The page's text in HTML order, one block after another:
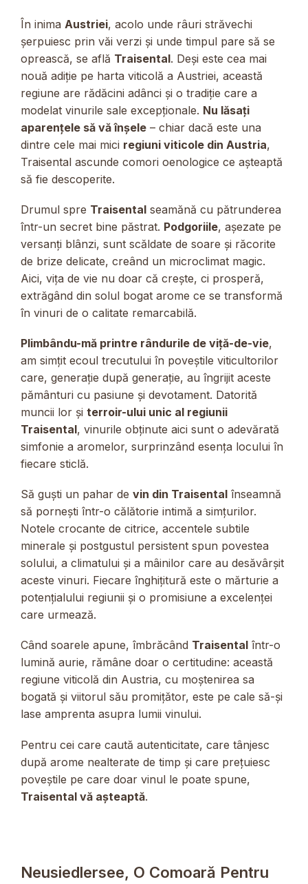
În inima Austriei, acolo unde râuri străvechi
șerpuiesc prin văi verzi și unde timpul pare să se
oprească, se află Traisental. Deși este cea mai
nouă adiție pe harta viticolă a Austriei, această
regiune are rădăcini adânci și o tradiție care a
modelat vinurile sale excepționale. Nu lăsați
aparențele să vă înșele – chiar dacă este una
dintre cele mai mici regiuni viticole din Austria,
Traisental ascunde comori oenologice ce așteaptă
să fie descoperite.
Drumul spre Traisental seamănă cu pătrunderea
într-un secret bine păstrat. Podgoriile, așezate pe
versanți blânzi, sunt scăldate de soare și răcorite
de brize delicate, creând un microclimat magic.
Aici, vița de vie nu doar că crește, ci prosperă,
extrăgând din solul bogat arome ce se transformă
în vinuri de o calitate remarcabilă.
Plimbându-mă printre rândurile de viță-de-vie,
am simțit ecoul trecutului în poveștile viticultorilor
care, generație după generație, au îngrijit aceste
pământuri cu pasiune și devotament. Datorită
muncii lor și terroir-ului unic al regiunii
Traisental, vinurile obținute aici sunt o adevărată
simfonie a aromelor, surprinzând esența locului în
fiecare sticlă.
Să guști un pahar de vin din Traisental înseamnă
să pornești într-o călătorie intimă a simțurilor.
Notele crocante de citrice, accentele subtile
minerale și postgustul persistent spun povestea
solului, a climatului și a mâinilor care au desăvârșit
aceste vinuri. Fiecare înghițitură este o mărturie a
potențialului regiunii și o promisiune a excelenței
care urmează.
Când soarele apune, îmbrăcând Traisental într-o
lumină aurie, rămâne doar o certitudine: această
regiune viticolă din Austria, cu moștenirea sa
bogată și viitorul său promițător, este pe cale să-și
lase amprenta asupra lumii vinului.
Pentru cei care caută autenticitate, care tânjesc
după arome nealterate de timp și care prețuiesc
poveștile pe care doar vinul le poate spune,
Traisental vă așteaptă.
Neusiedlersee, O Comoară Pentru